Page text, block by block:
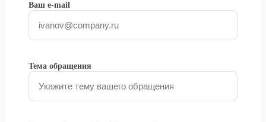
Ваш e-mail
Тема обращения